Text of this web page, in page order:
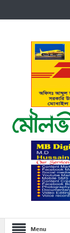
Menu